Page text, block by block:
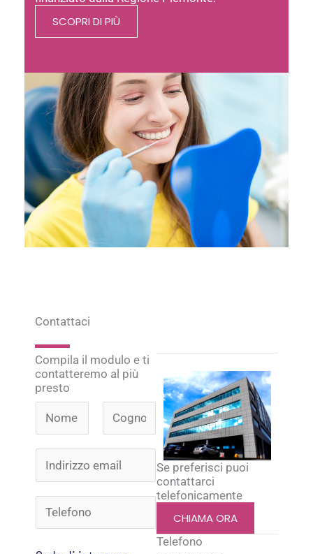
SCOPRI DI PIÙ
Contattaci
Compila il modulo e ti
contatteremo al più
presto
o
m
e
o
g
n
n
e
*
Se preferisci puoi
contattarci
telefonicamente
CHIAMA ORA
Telefono